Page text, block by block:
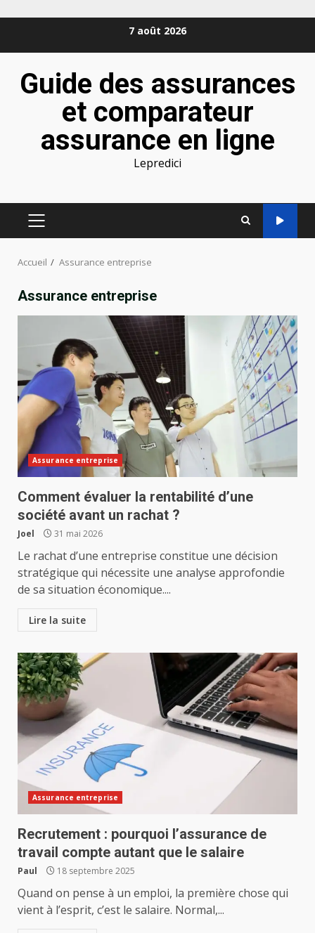
7 août 2026
Guide des assurances
et comparateur
assurance en ligne
Lepredici
MENU
Accueil Assurance entreprise
Assurance entreprise
Assurance entreprise
Comment évaluer la rentabilité d’une
société avant un rachat ?
Joel 31 mai 2026
Le rachat d’une entreprise constitue une décision
stratégique qui nécessite une analyse approfondie
de sa situation économique....
Lire la suite
Assurance entreprise
Recrutement : pourquoi l’assurance de
travail compte autant que le salaire
Paul 18 septembre 2025
Quand on pense à un emploi, la première chose qui
vient à l’esprit, c’est le salaire. Normal,...